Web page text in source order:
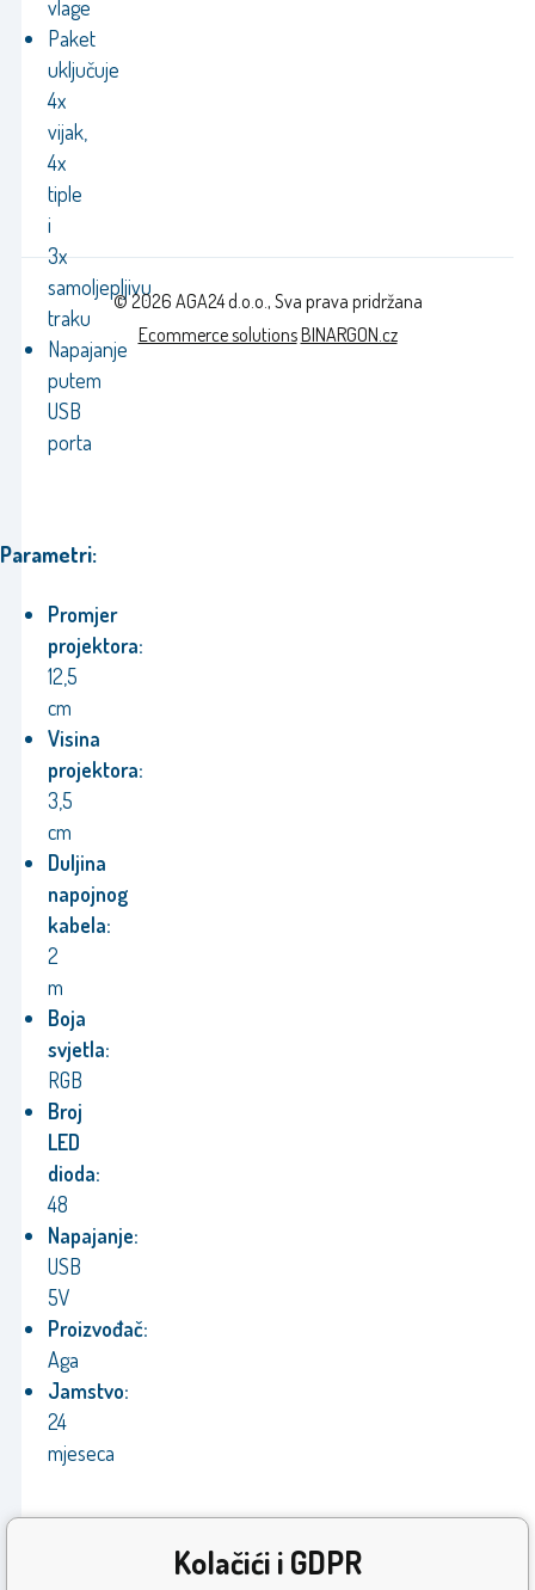
vlage
Paket
uključuje
4x
vijak,
4x
tiple
i
3x
samoljepljivu
traku
Napajanje
putem
USB
porta
Parametri:
Promjer
projektora:
12,5
cm
Visina
projektora:
3,5
cm
Duljina
napojnog
kabela:
2
m
Boja
svjetla:
RGB
Broj
LED
dioda:
48
Napajanje:
USB
5V
Proizvođač:
Aga
Jamstvo:
24
mjeseca
© 2026 AGA24 d.o.o., Sva prava pridržana
Ecommerce solutionsBINARGON.cz
Kolačići i GDPR